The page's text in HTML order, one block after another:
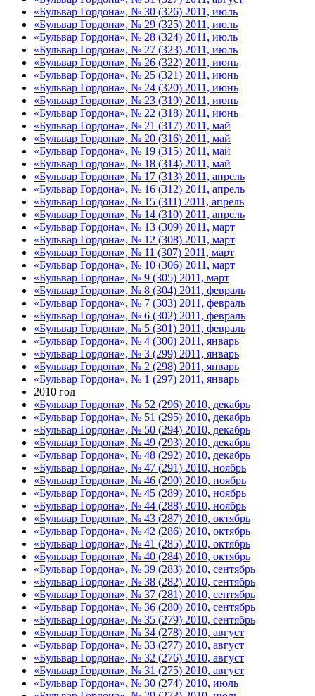
«Бульвар Гордона», № 30 (326) 2011, июль
«Бульвар Гордона», № 29 (325) 2011, июль
«Бульвар Гордона», № 28 (324) 2011, июль
«Бульвар Гордона», № 27 (323) 2011, июль
«Бульвар Гордона», № 26 (322) 2011, июнь
«Бульвар Гордона», № 25 (321) 2011, июнь
«Бульвар Гордона», № 24 (320) 2011, июнь
«Бульвар Гордона», № 23 (319) 2011, июнь
«Бульвар Гордона», № 22 (318) 2011, июнь
«Бульвар Гордона», № 21 (317) 2011, май
«Бульвар Гордона», № 20 (316) 2011, май
«Бульвар Гордона», № 19 (315) 2011, май
«Бульвар Гордона», № 18 (314) 2011, май
«Бульвар Гордона», № 17 (313) 2011, апрель
«Бульвар Гордона», № 16 (312) 2011, апрель
«Бульвар Гордона», № 15 (311) 2011, апрель
«Бульвар Гордона», № 14 (310) 2011, апрель
«Бульвар Гордона», № 13 (309) 2011, март
«Бульвар Гордона», № 12 (308) 2011, март
«Бульвар Гордона», № 11 (307) 2011, март
«Бульвар Гордона», № 10 (306) 2011, март
«Бульвар Гордона», № 9 (305) 2011, март
«Бульвар Гордона», № 8 (304) 2011, февраль
«Бульвар Гордона», № 7 (303) 2011, февраль
«Бульвар Гордона», № 6 (302) 2011, февраль
«Бульвар Гордона», № 5 (301) 2011, февраль
«Бульвар Гордона», № 4 (300) 2011, январь
«Бульвар Гордона», № 3 (299) 2011, январь
«Бульвар Гордона», № 2 (298) 2011, январь
«Бульвар Гордона», № 1 (297) 2011, январь
2010 год
«Бульвар Гордона», № 52 (296) 2010, декабрь
«Бульвар Гордона», № 51 (295) 2010, декабрь
«Бульвар Гордона», № 50 (294) 2010, декабрь
«Бульвар Гордона», № 49 (293) 2010, декабрь
«Бульвар Гордона», № 48 (292) 2010, декабрь
«Бульвар Гордона», № 47 (291) 2010, ноябрь
«Бульвар Гордона», № 46 (290) 2010, ноябрь
«Бульвар Гордона», № 45 (289) 2010, ноябрь
«Бульвар Гордона», № 44 (288) 2010, ноябрь
«Бульвар Гордона», № 43 (287) 2010, октябрь
«Бульвар Гордона», № 42 (286) 2010, октябрь
«Бульвар Гордона», № 41 (285) 2010, октябрь
«Бульвар Гордона», № 40 (284) 2010, октябрь
«Бульвар Гордона», № 39 (283) 2010, сентябрь
«Бульвар Гордона», № 38 (282) 2010, сентябрь
«Бульвар Гордона», № 37 (281) 2010, сентябрь
«Бульвар Гордона», № 36 (280) 2010, сентябрь
«Бульвар Гордона», № 35 (279) 2010, сентябрь
«Бульвар Гордона», № 34 (278) 2010, август
«Бульвар Гордона», № 33 (277) 2010, август
«Бульвар Гордона», № 32 (276) 2010, август
«Бульвар Гордона», № 31 (275) 2010, август
«Бульвар Гордона», № 30 (274) 2010, июль